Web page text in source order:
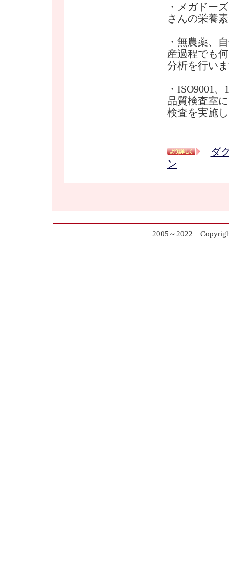
・メガドー
さんの栄養
・無農薬、
産過程でも
分析を行い
・ISO9001
品質検査室
検査を実施
ダ
ン
2005～2022